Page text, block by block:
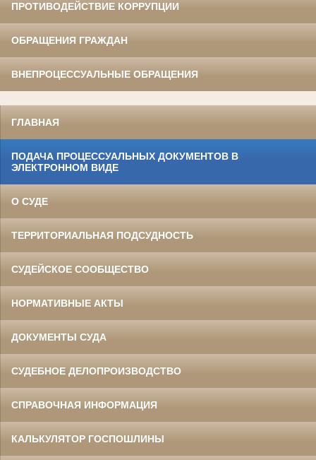
ПРОТИВОДЕЙСТВИЕ КОРРУПЦИИ
ОБРАЩЕНИЯ ГРАЖДАН
ВНЕПРОЦЕССУАЛЬНЫЕ ОБРАЩЕНИЯ
ГЛАВНАЯ
ПОДАЧА ПРОЦЕССУАЛЬНЫХ ДОКУМЕНТОВ В
ЭЛЕКТРОННОМ ВИДЕ
О СУДЕ
ТЕРРИТОРИАЛЬНАЯ ПОДСУДНОСТЬ
СУДЕЙСКОЕ СООБЩЕСТВО
НОРМАТИВНЫЕ АКТЫ
ДОКУМЕНТЫ СУДА
СУДЕБНОЕ ДЕЛОПРОИЗВОДСТВО
СПРАВОЧНАЯ ИНФОРМАЦИЯ
КАЛЬКУЛЯТОР ГОСПОШЛИНЫ